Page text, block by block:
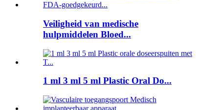
Veiligheid van medische
hulpmiddelen Bloed...
1 ml 3 ml 5 ml Plastic Oral Do...